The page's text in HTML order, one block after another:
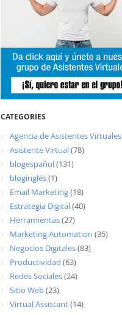
CATEGORIES
Agencia de Asistentes Virtuales
Asistente Virtual(78)
blogespañol(131)
bloginglés(1)
Email Marketing(18)
Estrategia Digital(40)
Herramientas(27)
Marketing Automation (35)
Negocios Digitales(83)
Productividad (63)
Redes Sociales(24)
Sitio Web(23)
Virtual Assistant(14)